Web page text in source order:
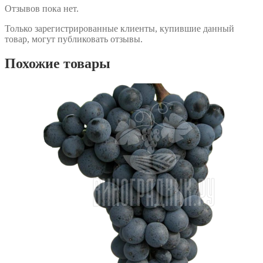
Отзывов пока нет.
Только зарегистрированные клиенты, купившие данный
товар, могут публиковать отзывы.
Похожие товары